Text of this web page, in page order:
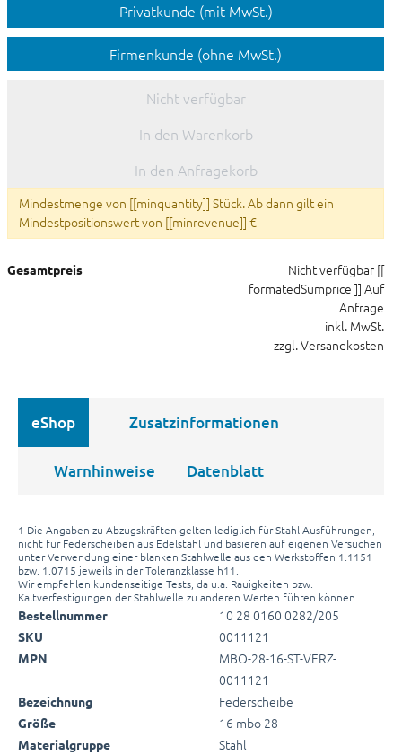
Privatkunde (mit MwSt.)
Firmenkunde (ohne MwSt.)
Nicht verfügbar
In den Warenkorb
In den Anfragekorb
Mindestmenge von [[minquantity]] Stück. Ab dann gilt ein
Mindestpositionswert von [[minrevenue]] €
Gesamtpreis Nicht verfügbar [[
formatedSumprice ]] Auf
Anfrage
inkl. MwSt.
zzgl. Versandkosten
eShop Zusatzinformationen
Warnhinweise Datenblatt
1 Die Angaben zu Abzugskräften gelten lediglich für Stahl-Ausführungen,
nicht für Federscheiben aus Edelstahl und basieren auf eigenen Versuchen
unter Verwendung einer blanken Stahlwelle aus den Werkstoffen 1.1151
bzw. 1.0715 jeweils in der Toleranzklasse h11.
Wir empfehlen kundenseitige Tests, da u.a. Rauigkeiten bzw.
Kaltverfestigungen der Stahlwelle zu anderen Werten führen können.
Bestellnummer 10 28 0160 0282/205
SKU 0011121
MPN
MBO-28-16-ST-VERZ-
0011121
Bezeichnung Federscheibe
Größe 16 mbo 28
Materialgruppe Stahl